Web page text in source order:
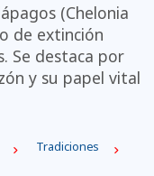
(Chelonia
de extinción
Se destaca por
y su papel vital
Tradiciones